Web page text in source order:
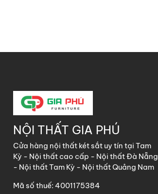
NỘI THẤT GIA PHÚ
Cửa hàng nội thất két sắt uy tín tại Tam
Kỳ - Nội thất cao cấp - Nội thất Đà Nẵng
- Nội thất Tam Kỳ - Nội thất Quảng Nam
Mã số thuế: 4001175384